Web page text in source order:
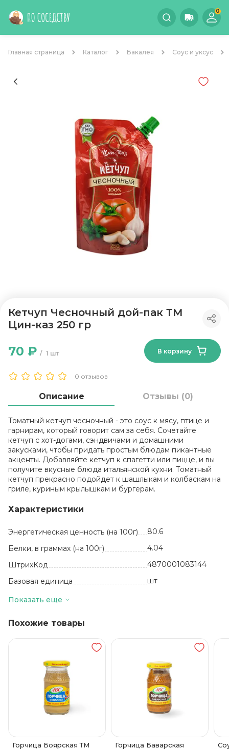
0
Главная страница Каталог Бакалея Соус и уксус
Кетчуп Чесночный дой-пак ТМ
Цин-каз 250 гр
0 отзывов
1 шт
70 ₽ В корзину
Описание Отзывы (0)
Томатный кетчуп чесночный - это соус к мясу, птице и
гарнирам, который говорит сам за себя. Сочетайте
кетчуп с хот-догами, сэндвичами и домашними
закусками, чтобы придать простым блюдам пикантные
акценты. Добавляйте кетчуп к спагетти или пицце, и вы
получите вкусные блюда итальянской кухни. Томатный
кетчуп прекрасно подойдет к шашлыкам и колбаскам на
гриле, куриным крылышкам и бургерам.
Характеристики
Энергетическая ценность (на 100г)
80.6
Белки, в граммах (на 100г)
4.04
ШтрихКод
4870001083144
Базовая единица
шт
Жиры, в граммах (на 100 г)
Состав
специи
Температура хранения
от 0 до +25
Углеводы, в граммах (на 100г)
15.4
Показать еще
Похожие товары
Горчица Боярская ТМ
Горчица Баварская